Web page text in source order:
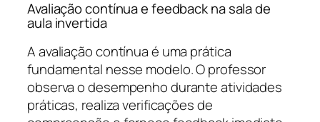
Avaliação contínua e feedback na sala de
aula invertida
A avaliação contínua é uma prática
fundamental nesse modelo. O professor
observa o desempenho durante atividades
práticas, realiza verificações de